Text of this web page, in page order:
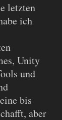
letzten
ich
Unity
und
bis
aber